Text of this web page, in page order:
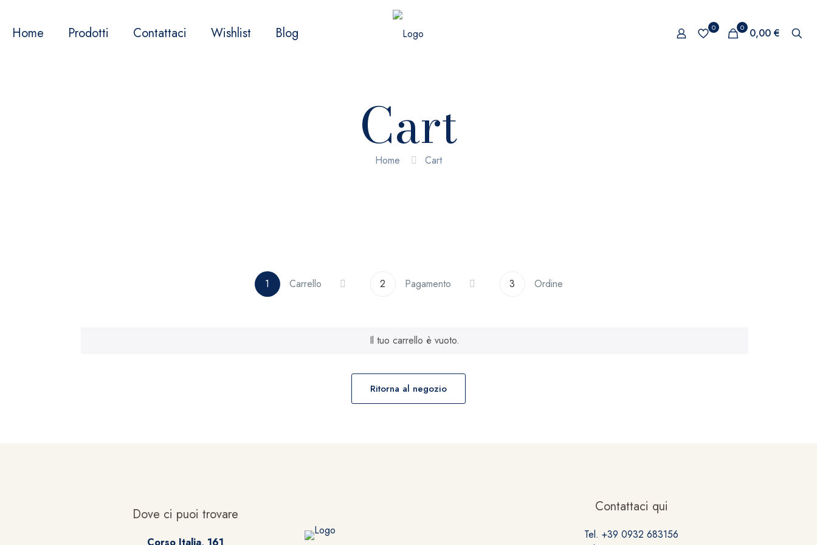
Home Prodotti Contattaci Wishlist Blog 0 0 0,00 €
Cart
Home Cart
1 Carrello 2 Pagamento 3 Ordine
Il tuo carrello è vuoto.
Ritorna al negozio
Dove ci puoi trovare Contattaci qui
Tel. +39 0932 683156